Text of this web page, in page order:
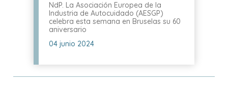
NdP. La Asociación Europea de la
Industria de Autocuidado (AESGP)
celebra esta semana en Bruselas su 60
aniversario
04 junio 2024